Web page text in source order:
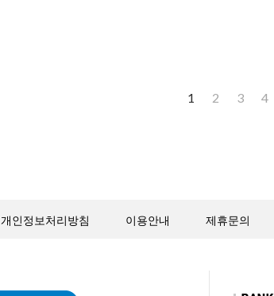
1 2 3 4
개인정보처리방침 이용안내 제휴문의